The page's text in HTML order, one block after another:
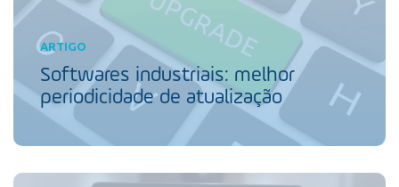
ARTIGO
Softwares industriais: melhor
periodicidade de atualização